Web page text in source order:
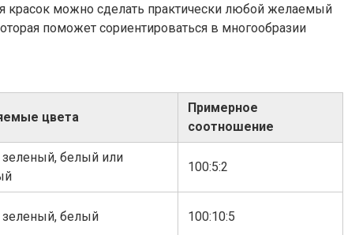
красок можно сделать практически любой желаемый
поможет сориентироваться в многообразии
цвета
Примерное
соотношение
зеленый, белый или
100:5:2
зеленый, белый 100:10:5